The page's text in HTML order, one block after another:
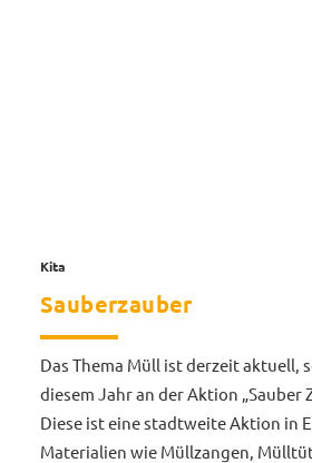
Kita
Sauberzauber
Das Thema Müll ist derzeit aktuell,
diesem Jahr an der Aktion „Sauber
Diese ist eine stadtweite Aktion in
Materialien wie Müllzangen,